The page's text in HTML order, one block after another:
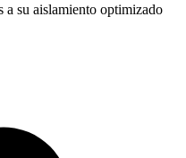
a su aislamiento optimizado